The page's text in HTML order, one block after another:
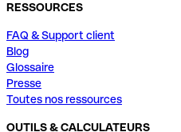
RESSOURCES
FAQ & Support client
Blog
Glossaire
Presse
Toutes nos ressources
OUTILS & CALCULATEURS